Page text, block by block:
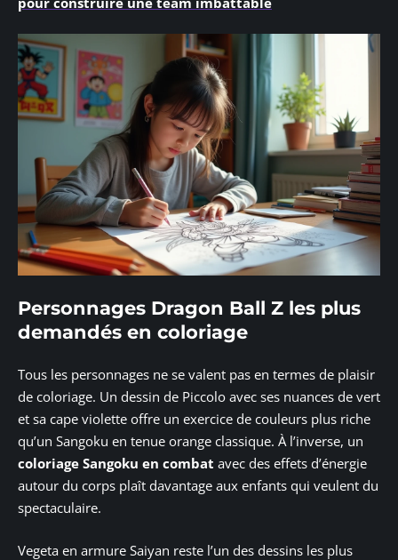
Personnages Dragon Ball Z les plus
demandés en coloriage
Tous les personnages ne se valent pas en termes de plaisir
de coloriage. Un dessin de Piccolo avec ses nuances de vert
et sa cape violette offre un exercice de couleurs plus riche
qu’un Sangoku en tenue orange classique. À l’inverse, un
coloriage Sangoku en combat avec des effets d’énergie
autour du corps plaît davantage aux enfants qui veulent du
spectaculaire.
Vegeta en armure Saiyan reste l’un des dessins les plus